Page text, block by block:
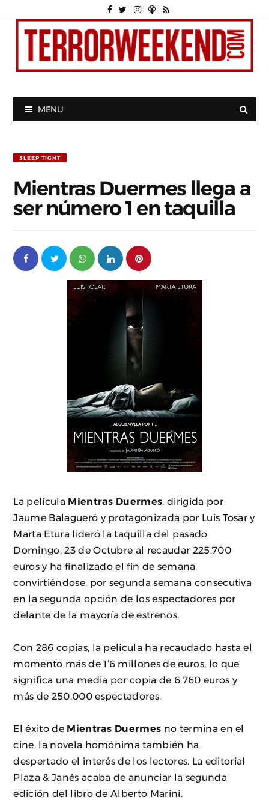
MENU
SLEEP TIGHT
Mientras Duermes llega a
ser número 1 en taquilla
La película Mientras Duermes , dirigida por
Jaume Balagueró y protagonizada por Luis Tosar y
Marta Etura lideró la taquilla del pasado
Domingo, 23 de Octubre al recaudar 225.700
euros y ha finalizado el fin de semana
convirtiéndose, por segunda semana consecutiva
en la segunda opción de los espectadores por
delante de la mayoría de estrenos.
Con 286 copias, la película ha recaudado hasta el
momento más de 1’6 millones de euros, lo que
significa una media por copia de 6.760 euros y
más de 250.000 espectadores.
El éxito de Mientras Duermes no termina en el
cine, la novela homónima también ha
despertado el interés de los lectores. La editorial
Plaza & Janés acaba de anunciar la segunda
edición del libro de Alberto Marini.